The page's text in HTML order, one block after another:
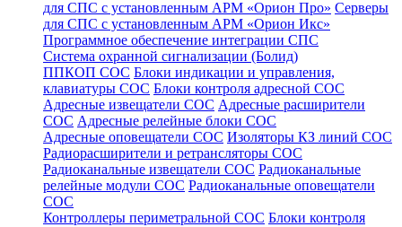
для СПС с установленным АРМ «Орион Про» Серверы
для СПС с установленным АРМ «Орион Икс»
Программное обеспечение интеграции СПС
Система охранной сигнализации (Болид)
ППКОП СОС Блоки индикации и управления,
клавиатуры СОС Блоки контроля адресной СОС
Адресные извещатели СОС Адресные расширители
СОС Адресные релейные блоки СОС
Адресные оповещатели СОС Изоляторы КЗ линий СОС
Радиорасширители и ретрансляторы СОС
Радиоканальные извещатели СОС Радиоканальные
релейные модули СОС Радиоканальные оповещатели
СОС
Контроллеры периметральной СОС Блоки контроля